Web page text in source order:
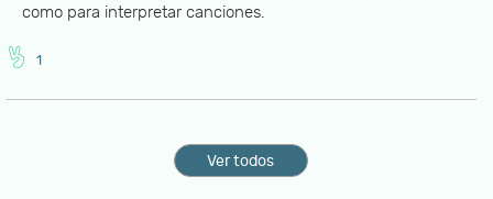
como para interpretar canciones.
1
Ver todos